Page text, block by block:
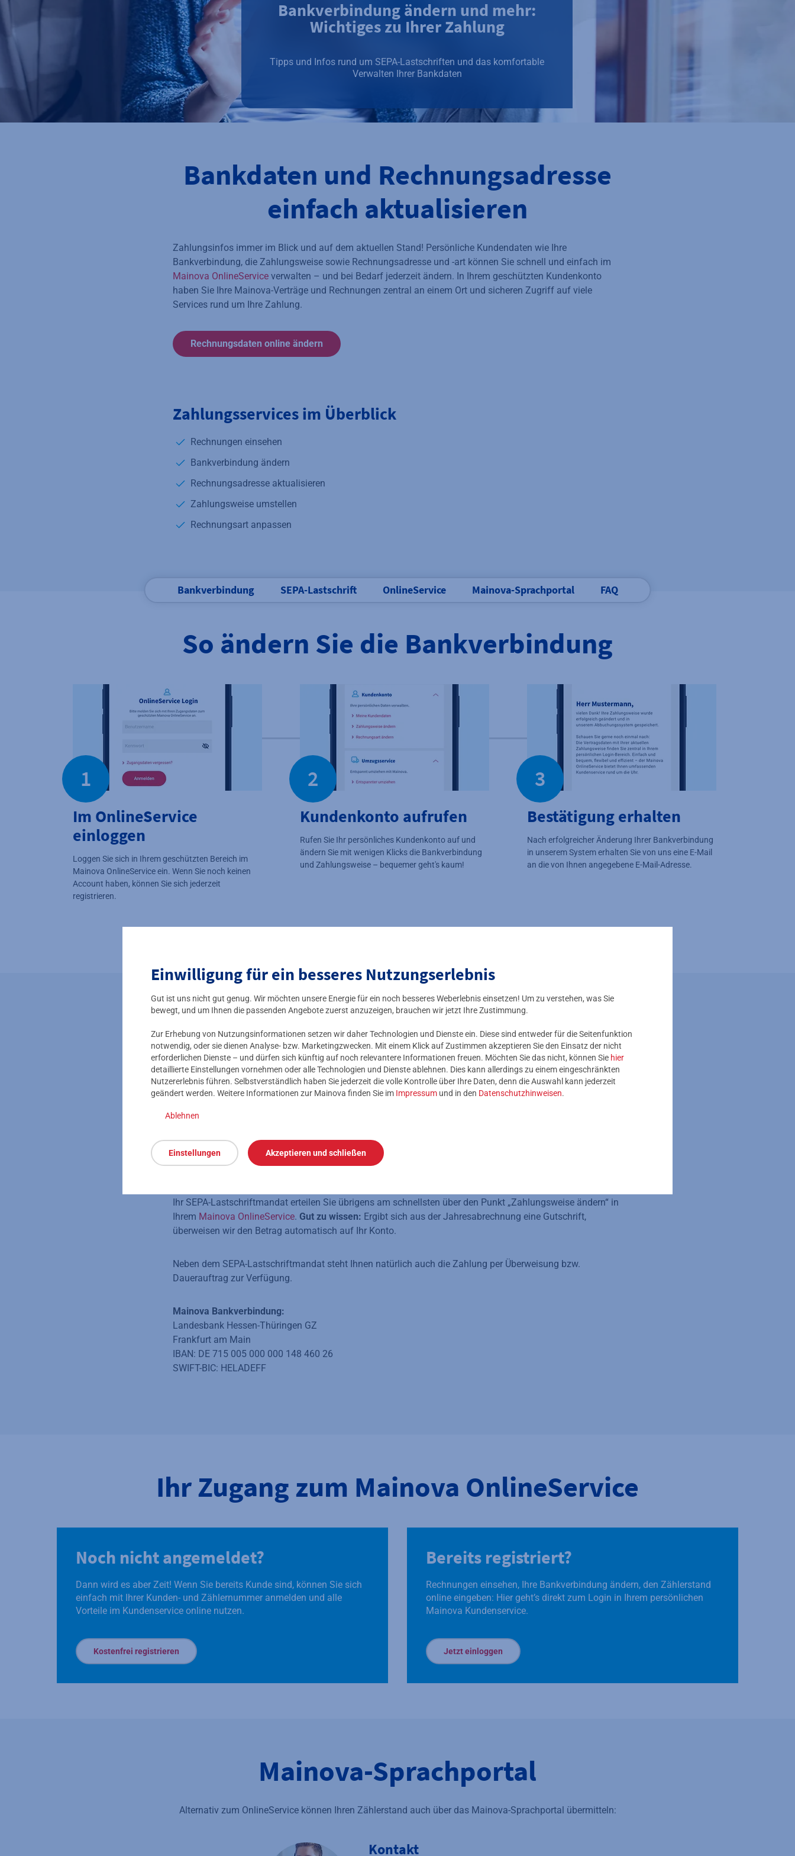
Einwilligung für ein besseres Nutzungserlebnis
Gut ist uns nicht gut genug. Wir möchten unsere Energie für ein noch besseres Weberlebnis einsetzen! Um zu verstehen, was Sie
bewegt, und um Ihnen die passenden Angebote zuerst anzuzeigen, brauchen wir jetzt Ihre Zustimmung.
Zur Erhebung von Nutzungsinformationen setzen wir daher Technologien und Dienste ein. Diese sind entweder für die Seitenfunktion
notwendig, oder sie dienen Analyse- bzw. Marketingzwecken. Mit einem Klick auf Zustimmen akzeptieren Sie den Einsatz der nicht
erforderlichen Dienste – und dürfen sich künftig auf noch relevantere Informationen freuen. Möchten Sie das nicht, können Sie hier
detaillierte Einstellungen vornehmen oder alle Technologien und Dienste ablehnen. Dies kann allerdings zu einem eingeschränkten
Nutzererlebnis führen. Selbstverständlich haben Sie jederzeit die volle Kontrolle über Ihre Daten, denn die Auswahl kann jederzeit
geändert werden. Weitere Informationen zur Mainova finden Sie im Impressum und in den Datenschutzhinweisen.
Ablehnen
Einstellungen Akzeptieren und schließen
Bankverbindung ändern und mehr:
Wichtiges zu Ihrer Zahlung
Tipps und Infos rund um SEPA-Lastschriften und das komfortable
Verwalten Ihrer Bankdaten
Bankdaten und Rechnungsadresse
einfach aktualisieren
Zahlungsinfos immer im Blick und auf dem aktuellen Stand! Persönliche Kundendaten wie Ihre
Bankverbindung, die Zahlungsweise sowie Rechnungsadresse und -art können Sie schnell und einfach im
Mainova OnlineService verwalten – und bei Bedarf jederzeit ändern. In Ihrem geschützten Kundenkonto
haben Sie Ihre Mainova-Verträge und Rechnungen zentral an einem Ort und sicheren Zugriff auf viele
Services rund um Ihre Zahlung.
Rechnungsdaten online ändern
Zahlungsservices im Überblick
Rechnungen einsehen
Bankverbindung ändern
Rechnungsadresse aktualisieren
Zahlungsweise umstellen
Rechnungsart anpassen
Bankverbindung SEPA-Lastschrift OnlineService Mainova-Sprachportal FAQ
So ändern Sie die Bankverbindung
1
Im OnlineService
einloggen
Loggen Sie sich in Ihrem geschützten Bereich im
Mainova OnlineService ein. Wenn Sie noch keinen
Account haben, können Sie sich jederzeit
registrieren.
2
Kundenkonto aufrufen
Rufen Sie Ihr persönliches Kundenkonto auf und
ändern Sie mit wenigen Klicks die Bankverbindung
und Zahlungsweise – bequemer geht's kaum!
3
Bestätigung erhalten
Nach erfolgreicher Änderung Ihrer Bankverbindung
in unserem System erhalten Sie von uns eine E-Mail
an die von Ihnen angegebene E-Mail-Adresse.
SEPA: Rechnungsbeträge
automatisch einziehen lassen
Es gibt Rechnungen, die regelmäßig anfallen – zum Beispiel für Ihren Mainova-Strom. Wir bieten Ihnen
hierfür zwei Zahlungsmöglichkeiten an. Machen Sie es sich leicht: Die bequemste Zahlungsweise ist die
So geraten Sie mit der Begleichung Ihrer Stromrechnung nicht in Rückstand.
Ihr SEPA-Lastschriftmandat erteilen Sie übrigens am schnellsten über den Punkt „Zahlungsweise ändern“ in
Ihrem Mainova OnlineService. Gut zu wissen: Ergibt sich aus der Jahresabrechnung eine Gutschrift,
überweisen wir den Betrag automatisch auf Ihr Konto.
Neben dem SEPA-Lastschriftmandat steht Ihnen natürlich auch die Zahlung per Überweisung bzw.
Dauerauftrag zur Verfügung.
Mainova Bankverbindung:
Landesbank Hessen-Thüringen GZ
Frankfurt am Main
IBAN: DE 715 005 000 000 148 460 26
SWIFT-BIC: HELADEFF
Ihr Zugang zum Mainova OnlineService
Noch nicht angemeldet?
Dann wird es aber Zeit! Wenn Sie bereits Kunde sind, können Sie sich
einfach mit Ihrer Kunden- und Zählernummer anmelden und alle
Vorteile im Kundenservice online nutzen.
Kostenfrei registrieren
Bereits registriert?
Rechnungen einsehen, Ihre Bankverbindung ändern, den Zählerstand
online eingeben: Hier geht’s direkt zum Login in Ihrem persönlichen
Mainova Kundenservice.
Jetzt einloggen
Mainova-Sprachportal
Alternativ zum OnlineService können Ihren Zählerstand auch über das Mainova-Sprachportal übermitteln:
Kontakt